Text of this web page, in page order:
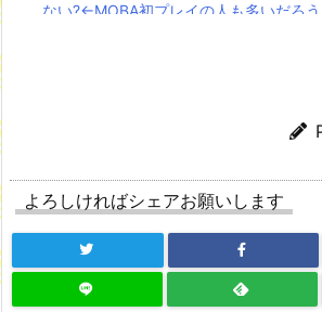
ない?←MOBA初プレイの人も多いだろ
よろしければシェアお願いします